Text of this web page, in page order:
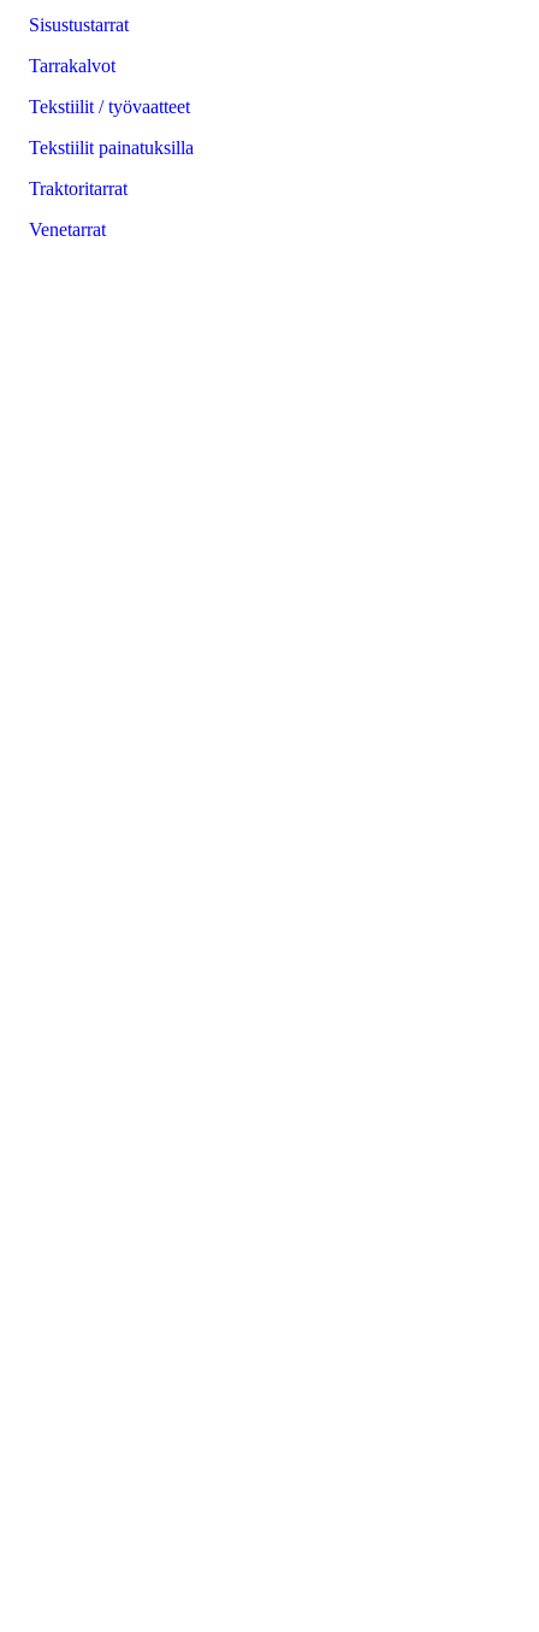
Sisustustarrat
Tarrakalvot
Tekstiilit / työvaatteet
Tekstiilit painatuksilla
Traktoritarrat
Venetarrat